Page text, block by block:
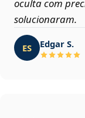
oculta com
solucionaram.
ES Edgar S.